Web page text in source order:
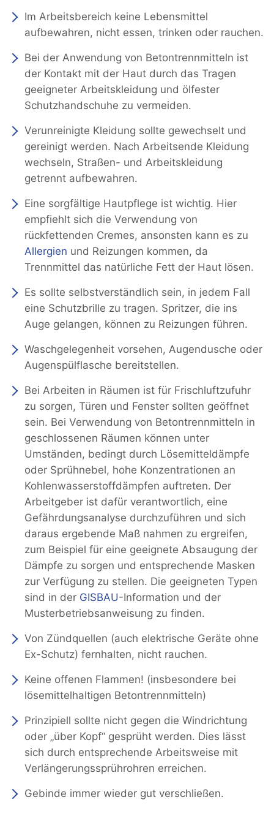
Im Arbeitsbereich keine Lebensmittel
aufbewahren, nicht essen, trinken oder rauchen.
Bei der Anwendung von Betontrennmitteln ist
der Kontakt mit der Haut durch das Tragen
geeigneter Arbeitskleidung und ölfester
Schutzhandschuhe zu vermeiden.
Verunreinigte Kleidung sollte gewechselt und
gereinigt werden. Nach Arbeitsende Kleidung
wechseln, Straßen- und Arbeitskleidung
getrennt aufbewahren.
Eine sorgfältige Hautpflege ist wichtig. Hier
empfiehlt sich die Verwendung von
rückfettenden Cremes, ansonsten kann es zu
Allergien und Reizungen kommen, da
Trennmittel das natürliche Fett der Haut lösen.
Es sollte selbstverständlich sein, in jedem Fall
eine Schutzbrille zu tragen. Spritzer, die ins
Auge gelangen, können zu Reizungen führen.
Waschgelegenheit vorsehen, Augendusche oder
Augenspülflasche bereitstellen.
Bei Arbeiten in Räumen ist für Frischluftzufuhr
zu sorgen, Türen und Fenster sollten geöffnet
sein. Bei Verwendung von Betontrennmitteln in
geschlossenen Räumen können unter
Umständen, bedingt durch Lösemitteldämpfe
oder Sprühnebel, hohe Konzentrationen an
Kohlenwasserstoffdämpfen auftreten. Der
Arbeitgeber ist dafür verantwortlich, eine
Gefährdungsanalyse durchzuführen und sich
daraus ergebende Maß nahmen zu ergreifen,
zum Beispiel für eine geeignete Absaugung der
Dämpfe zu sorgen und entsprechende Masken
zur Verfügung zu stellen. Die geeigneten Typen
sind in der GISBAU-Information und der
Musterbetriebsanweisung zu finden.
Von Zündquellen (auch elektrische Geräte ohne
Ex-Schutz) fernhalten, nicht rauchen.
Keine offenen Flammen! (insbesondere bei
lösemittelhaltigen Betontrennmitteln)
Prinzipiell sollte nicht gegen die Windrichtung
oder „über Kopf“ gesprüht werden. Dies lässt
sich durch entsprechende Arbeitsweise mit
Verlängerungssprührohren erreichen.
Gebinde immer wieder gut verschließen.